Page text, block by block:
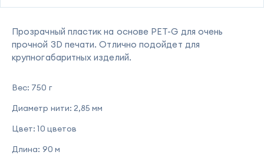
Прозрачный пластик на основе PET-G для очень
прочной 3D печати. Отлично подойдет для
крупногабаритных изделий.
Вес: 750 г
Диаметр нити: 2,85 мм
Цвет: 10 цветов
Длина: 90 м